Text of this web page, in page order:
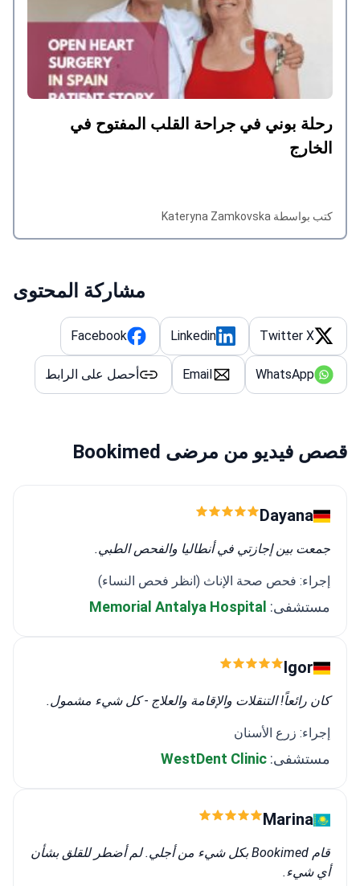
رحلة بوني في جراحة القلب المفتوح في
الخارج
كتب بواسطة Kateryna Zamkovska
مشاركة المحتوى
Twitter X
Linkedin
Facebook
WhatsApp
Email أحصل على الرابط
قصص فيديو من مرضى Bookimed
Dayana
جمعت بين إجازتي في أنطاليا والفحص الطبي.
إجراء: فحص صحة الإناث (انظر فحص النساء)
مستشفى: Memorial Antalya Hospital
Igor
كان رائعاً! التنقلات والإقامة والعلاج - كل شيء مشمول.
إجراء: زرع الأسنان
مستشفى: WestDent Clinic
Marina
قام Bookimed بكل شيء من أجلي. لم أضطر للقلق بشأن
أي شيء.